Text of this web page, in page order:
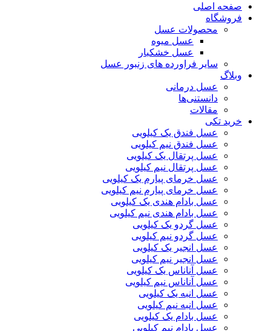
صفحه اصلی
فروشگاه
محصولات عسل
عسل میوه
عسل خشکبار
سایر فراورده های زنبور عسل
وبلاگ
عسل درمانی
دانستنی‌ها
مقالات
خرید تکی
عسل فندق یک کیلویی
عسل فندق نیم کیلویی
عسل پرتقال یک کیلویی
عسل پرتقال نیم کیلویی
عسل خرمای پیارم یک کیلویی
عسل خرمای پیارم نیم کیلویی
عسل بادام هندی یک کیلویی
عسل بادام هندی نیم کیلویی
عسل گردو یک کیلویی
عسل گردو نیم کیلویی
عسل انجیر یک کیلویی
عسل انجیر نیم کیلویی
عسل آناناس یک کیلویی
عسل آناناس نیم کیلویی
عسل انبه یک کیلویی
عسل انبه نیم کیلویی
عسل بادام یک کیلویی
عسل بادام نیم کیلویی